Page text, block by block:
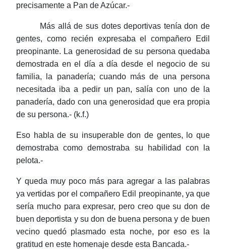
precisamente a Pan de Azúcar.-
Más allá de sus dotes deportivas tenía don de
gentes, como recién expresaba el compañero Edil
preopinante. La generosidad de su persona quedaba
demostrada en el día a día desde el negocio de su
familia, la panadería; cuando más de una persona
necesitada iba a pedir un pan, salía con uno de la
panadería, dado con una generosidad que era propia
de su persona.- (k.f.)
Eso habla de su insuperable don de gentes, lo que
demostraba como demostraba su habilidad con la
pelota.-
Y queda muy poco más para agregar a las palabras
ya vertidas por el compañero Edil preopinante, ya que
sería mucho para expresar, pero creo que su don de
buen deportista y su don de buena persona y de buen
vecino quedó plasmado esta noche, por eso es la
gratitud en este homenaje desde esta Bancada.-